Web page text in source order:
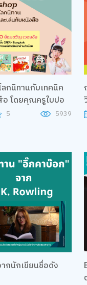
กนิทานกับเทคนิค
อ โดยคุณครูใบปอ
5 5939
กนักเขียนชื่อดัง